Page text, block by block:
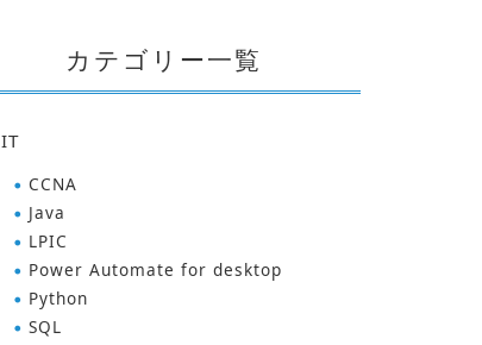
カテゴリー一覧
IT
CCNA
Java
LPIC
Power Automate for desktop
Python
SQL